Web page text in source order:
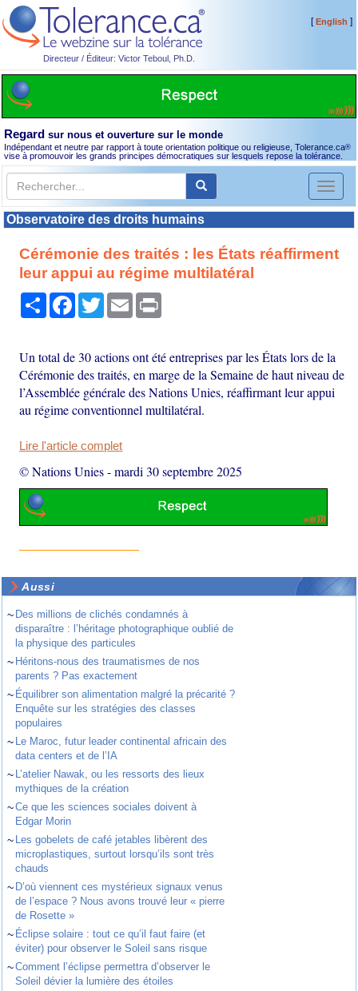
Directeur / Éditeur: Victor Teboul, Ph.D.
[English ]
Regard sur nous et ouverture sur le monde
Indépendant et neutre par rapport à toute orientation politique ou religieuse, Tolerance.ca®
vise à promouvoir les grands principes démocratiques sur lesquels repose la tolérance.
Toggle
Observatoire des droits humains
Cérémonie des traités : les États réaffirment
leur appui au régime multilatéral
PartagerFacebook
TwitterEmail
Un total de 30 actions ont été entreprises par les États lors de la
Cérémonie des traités, en marge de la Semaine de haut niveau de
l’Assemblée générale des Nations Unies, réaffirmant leur appui
au régime conventionnel multilatéral.
Lire l'article complet
© Nations Unies-mardi 30 septembre 2025
Aussi
~ Des millions de clichés condamnés à
disparaître : l’héritage photographique oublié de
la physique des particules
~ Héritons-nous des traumatismes de nos
parents ? Pas exactement
~ Équilibrer son alimentation malgré la précarité ?
Enquête sur les stratégies des classes
populaires
~ Le Maroc, futur leader continental africain des
data centers et de l’IA
~ L’atelier Nawak, ou les ressorts des lieux
mythiques de la création
~Ce que les sciences sociales doivent à
Edgar Morin
~ Les gobelets de café jetables libèrent des
microplastiques, surtout lorsqu’ils sont très
chauds
~ D’où viennent ces mystérieux signaux venus
de l’espace ? Nous avons trouvé leur « pierre
de Rosette »
~ Éclipse solaire : tout ce qu’il faut faire (et
éviter) pour observer le Soleil sans risque
~Comment l’éclipse permettra d’observer le
Soleil dévier la lumière des étoiles